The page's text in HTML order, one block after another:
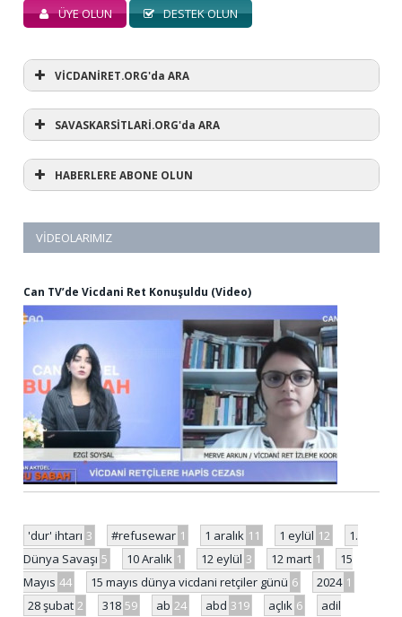
ÜYE OLUN DESTEK OLUN
VİCDANİRET.ORG'da ARA
SAVASKARSİTLARİ.ORG'da ARA
HABERLERE ABONE OLUN
VIDEOLARIMIZ
Can TV’de Vicdani Ret Konuşuldu (Video)
'dur' ihtarı 3 #refusewar 1 1 aralık 11 1 eylül 12
1.
Dünya Savaşı 5 10 Aralık 1 12 eylül 3 12 mart 1
15
Mayıs 44 15 mayıs dünya vicdani retçiler günü 6 2024 1
28 şubat 2 318 59 ab 24 abd 319 açlık 6
adil